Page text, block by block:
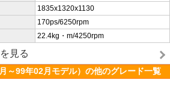
1835x1320x1130
170ps/6250rpm
22.4kg・m/4250rpm
見る
～99年02月モデル）の他のグレード一覧